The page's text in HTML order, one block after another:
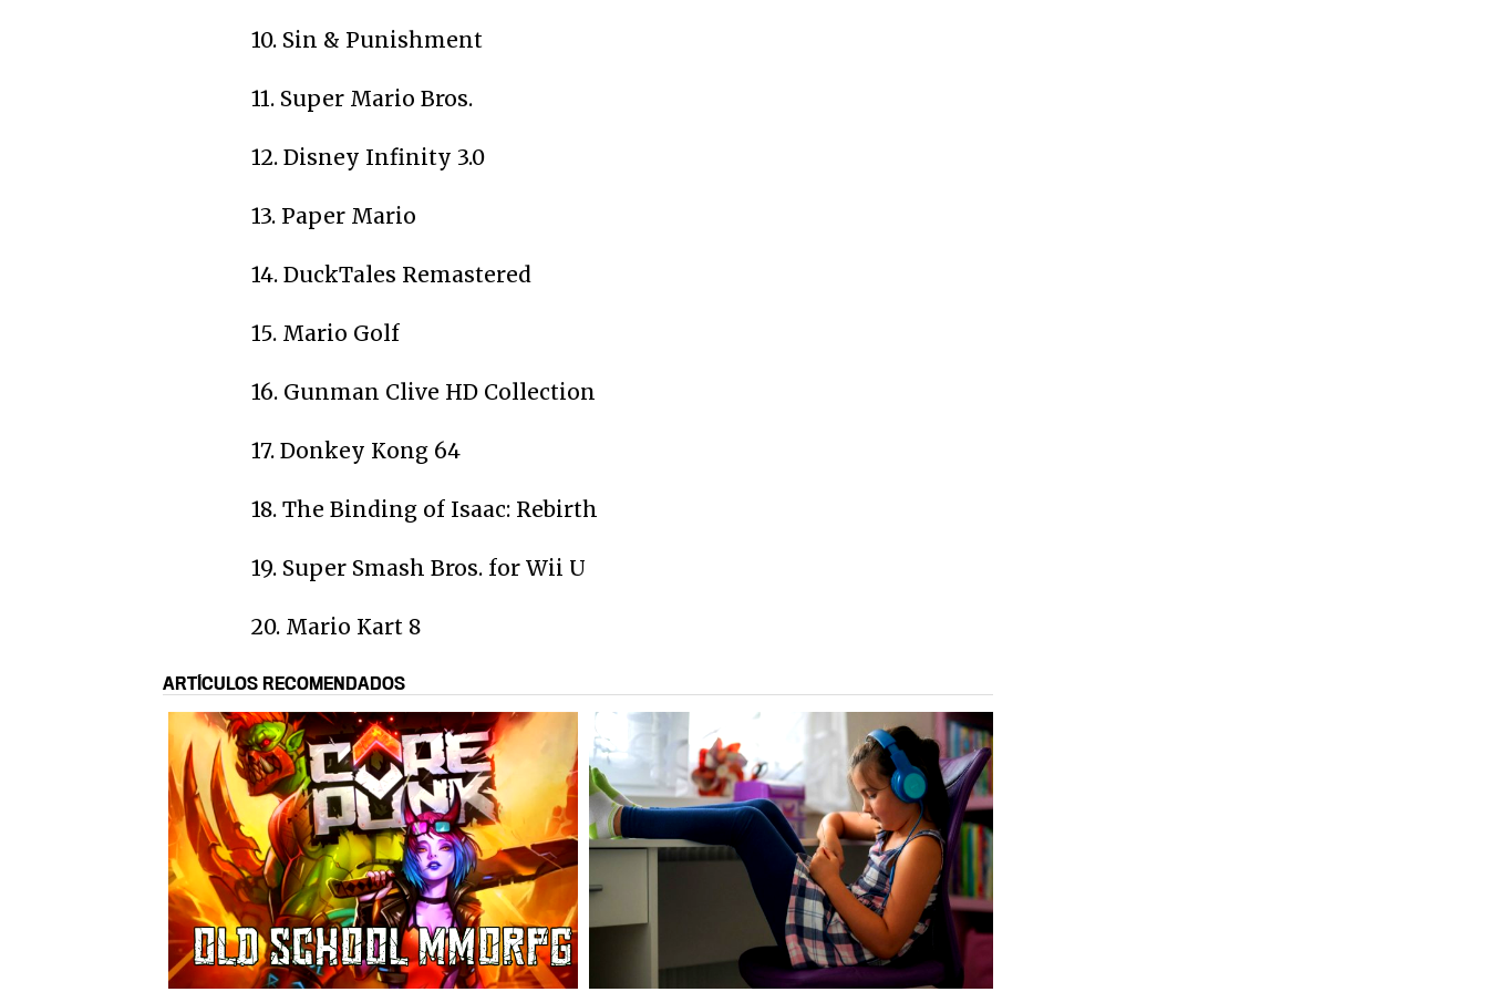
10. Sin & Punishment
11. Super Mario Bros.
12. Disney Infinity 3.0
13. Paper Mario
14. DuckTales Remastered
15. Mario Golf
16. Gunman Clive HD Collection
17. Donkey Kong 64
18. The Binding of Isaac: Rebirth
19. Super Smash Bros. for Wii U
20. Mario Kart 8
ARTÍCULOS RECOMENDADOS